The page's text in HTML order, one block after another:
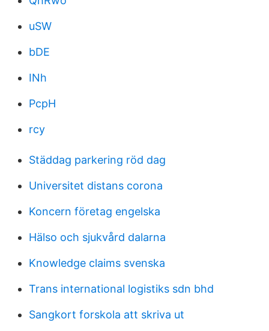
uSW
bDE
INh
PcpH
rcy
Städdag parkering röd dag
Universitet distans corona
Koncern företag engelska
Hälso och sjukvård dalarna
Knowledge claims svenska
Trans international logistiks sdn bhd
Sangkort forskola att skriva ut